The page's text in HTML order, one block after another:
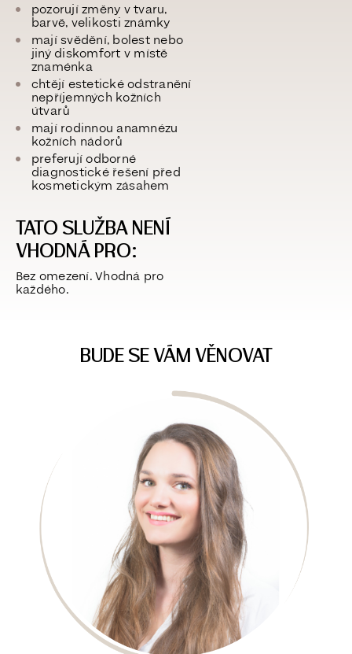
pozorují změny v tvaru,
barvě, velikosti známky
mají svědění, bolest nebo
jiný diskomfort v místě
znaménka
chtějí estetické odstranění
nepříjemných kožních
útvarů
mají rodinnou anamnézu
kožních nádorů
preferují odborné
diagnostické řešení před
kosmetickým zásahem
TATO SLUŽBA NENÍ
VHODNÁ PRO:
Bez omezení. Vhodná pro
každého.
BUDE SE VÁM VĚNOVAT